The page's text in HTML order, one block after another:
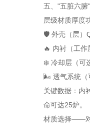
五、"五脏六
层级材质厚度
🛡️ 外壳（层）
🔥 内衬（工作
❄️ 冷却层（可
🌬️ 透气系统（
关键数据：内
命可达25炉。
材质选择——